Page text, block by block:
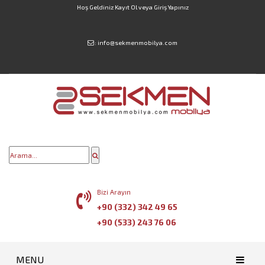
Hoş Geldiniz Kayıt Ol veya Giriş Yapınız
: info@sekmenmobilya.com
Bizi Arayın
+90 (332) 342 49 65
+90 (533) 243 76 06
MENU